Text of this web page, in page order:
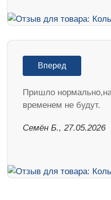
Вперед
Пришло
временем не будут.
Семён Б., 27.05.2026